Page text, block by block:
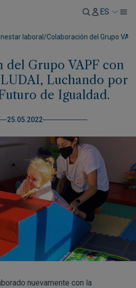
ES
laboral /Colaboración del Grupo
del Grupo VAPF con
Luchando por
de Igualdad.
25.05.2022
nuevamente con la